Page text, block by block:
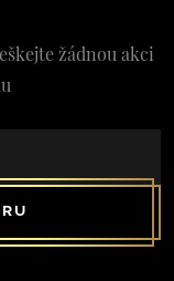
žádnou akci